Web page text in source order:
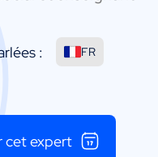
: FR
cet expert